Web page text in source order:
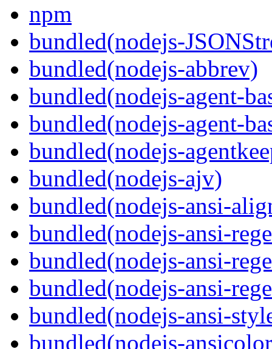
npm
bundled(nodejs-
bundled(nodejs-abbrev)
bundled(nodejs-agent-
bundled(nodejs-agent-
bundled(nodejs-
bundled(nodejs-ajv)
bundled(nodejs-ansi-
bundled(nodejs-ansi-
bundled(nodejs-ansi-
bundled(nodejs-ansi-
bundled(nodejs-ansi-
bundled(nodejs-